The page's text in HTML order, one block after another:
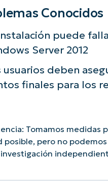
Conocidos
puede
Server 2012
usuarios deben
finales para los
Tomamos medidas
posible, pero no